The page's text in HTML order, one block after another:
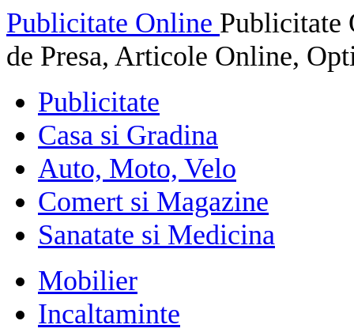
Publicitate Online Publicitate
de Presa, Articole Online,
Publicitate
Casa si Gradina
Auto, Moto, Velo
Comert si Magazine
Sanatate si Medicina
Mobilier
Incaltaminte